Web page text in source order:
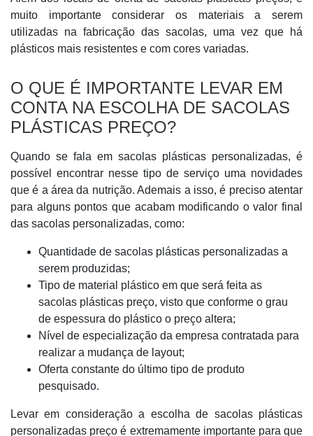
muito importante considerar os materiais a serem
utilizadas na fabricação das sacolas, uma vez que há
plásticos mais resistentes e com cores variadas.
O QUE É IMPORTANTE LEVAR EM
CONTA NA ESCOLHA DE SACOLAS
PLÁSTICAS PREÇO?
Quando se fala em sacolas plásticas personalizadas, é
possível encontrar nesse tipo de serviço uma novidades
que é a área da nutrição. Ademais a isso, é preciso atentar
para alguns pontos que acabam modificando o valor final
das sacolas personalizadas, como:
Quantidade de sacolas plásticas personalizadas a
serem produzidas;
Tipo de material plástico em que será feita as
sacolas plásticas preço, visto que conforme o grau
de espessura do plástico o preço altera;
Nível de especialização da empresa contratada para
realizar a mudança de layout;
Oferta constante do último tipo de produto
pesquisado.
Levar em consideração a escolha de sacolas plásticas
personalizadas preço é extremamente importante para que